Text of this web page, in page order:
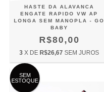
HASTE DA ALAVANCA
ENGATE RAPIDO VW AP
LONGA SEM MANOPLA - GO
BABY
R$80,00
3 X DE R$26,67 SEM JUROS
SEM
ESTOQUE